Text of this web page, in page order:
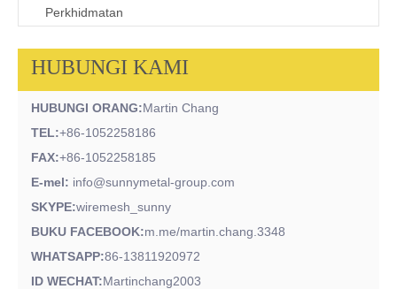
Perkhidmatan
HUBUNGI KAMI
HUBUNGI ORANG:Martin Chang
TEL:+86-1052258186
FAX:+86-1052258185
E-mel: info@sunnymetal-group.com
SKYPE:wiremesh_sunny
BUKU FACEBOOK:m.me/martin.chang.3348
WHATSAPP:86-13811920972
ID WECHAT:Martinchang2003